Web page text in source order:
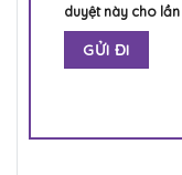
duyệt này cho